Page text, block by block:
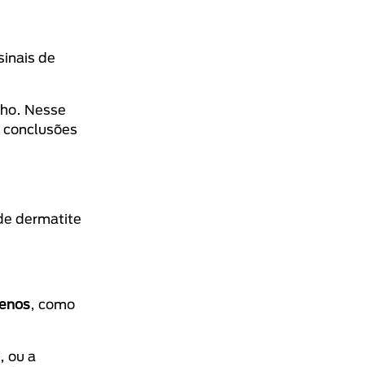
de
Nesse
dermatite
, como
ou a